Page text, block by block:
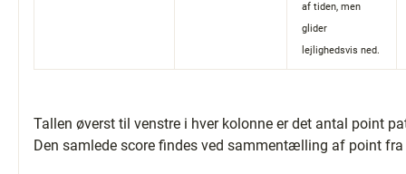
af tiden, men
glider
lejlighedsvis ned.
Tallen øverst til venstre i hver kolonne er det antal point
Den samlede score findes ved sammentælling af point